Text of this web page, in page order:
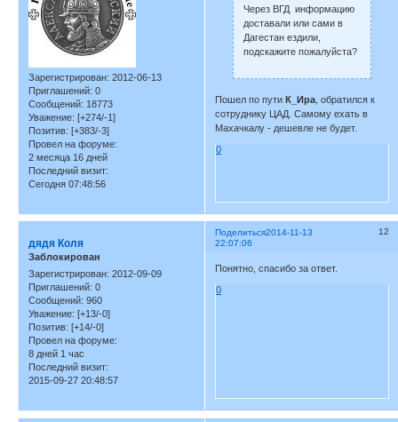
Зарегистрирован: 2012-06-13
Приглашений: 0
Сообщений: 18773
Уважение: [+274/-1]
Позитив: [+383/-3]
Провел на форуме:
2 месяца 16 дней
Последний визит:
Сегодня 07:48:56
Через ВГД информацию
доставали или сами в
Дагестан ездили,
подскажите пожалуйста?
Пошел по пути К_Ира , обратился к
сотруднику ЦАД. Самому ехать в
Махачкалу - дешевле не будет.
0
Поделиться 12
2014-11-13
22:07:06
дядя Коля
Заблокирован
Зарегистрирован: 2012-09-09
Приглашений: 0
Сообщений: 960
Уважение: [+13/-0]
Позитив: [+14/-0]
Провел на форуме:
8 дней 1 час
Последний визит:
2015-09-27 20:48:57
Понятно, спасибо за ответ.
0